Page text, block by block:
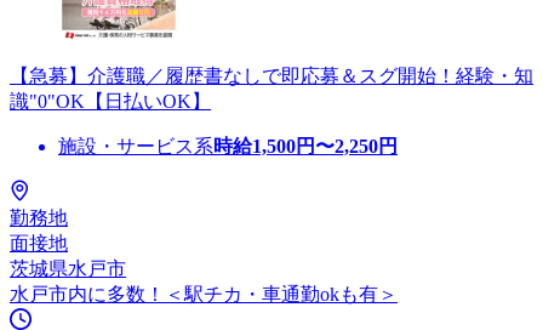
【急募】介護職／履歴書なしで即応募＆スグ開始！経験・知
識"0"OK【日払いOK】
施設・サービス系時給1,500円〜2,250円
勤務地
面接地
茨城県水戸市
水戸市内に多数！＜駅チカ・車通勤okも有＞